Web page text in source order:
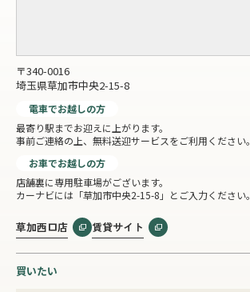
〒340-0016
埼玉県草加市中央2-15-8
電車でお越しの方
最寄り駅までお迎えに上がります。
事前ご連絡の上、無料送迎サービスをご利用ください。
お車でお越しの方
店舗裏に専用駐車場がございます。
カーナビには「草加市中央2-15-8」とご入力ください。
草加西口店 賃貸サイト
買いたい